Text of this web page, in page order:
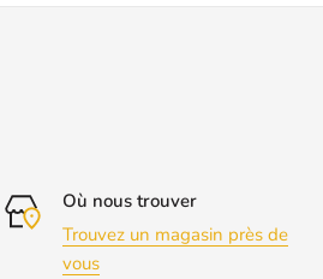
Où nous trouver
Trouvez un magasin près de
vous